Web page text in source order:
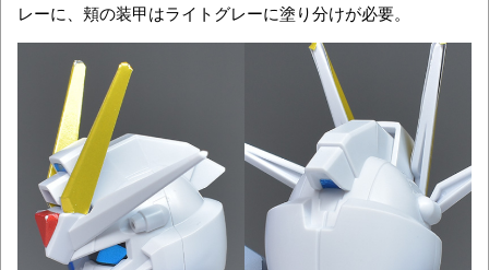
レーに、頬の装甲はライトグレーに塗り分けが必要。